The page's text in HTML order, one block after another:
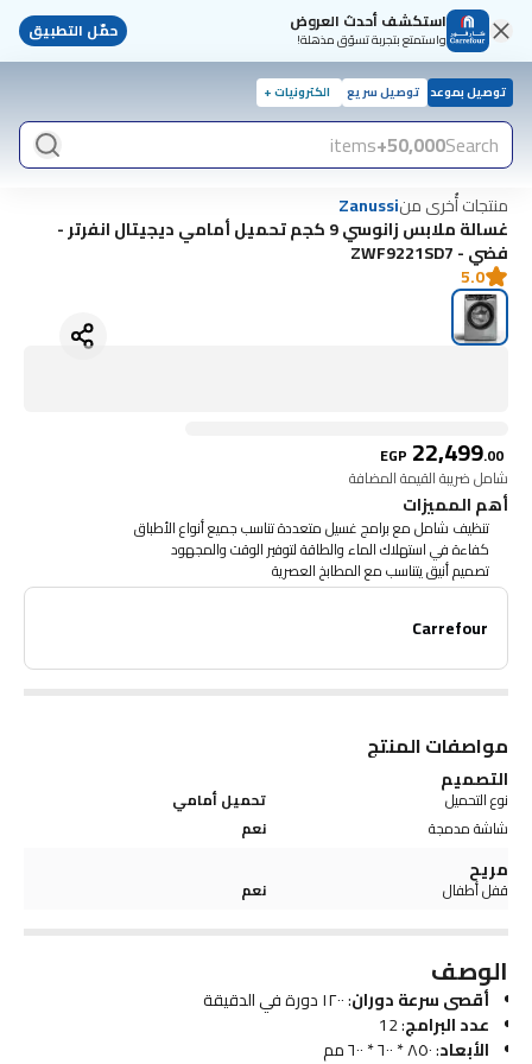
استكشف أحدث العروض
واستمتع بتجربة تسوّق مذهلة! حمّل التطبيق
توصيل بموعد توصيل سريع الكترونيات +
Search
50,000+
items
منتجات أُخرى منZanussi
غسالة ملابس زانوسي 9 كجم تحميل أمامي ديجيتال انفرتر -
فضي - ZWF9221SD7
5.0
EGP 22,499.00
شامل ضريبة القيمة المضافة
أهم المميزات
تنظيف شامل مع برامج غسيل متعددة تناسب جميع أنواع الأطباق
كفاءة في استهلاك الماء والطاقة لتوفير الوقت والمجهود
تصميم أنيق يتناسب مع المطابخ العصرية
Carrefour
مواصفات المنتج
التصميم
نوع التحميل
تحميل أمامي
شاشة مدمجة
نعم
مريح
قفل أطفال نعم
الوصف
أقصى سرعة دوران: ١٢٠٠ دورة في الدقيقة
عدد البرامج: 12
الأبعاد: ٨٥٠ * ٦٠٠ * ٦٠٠ مم